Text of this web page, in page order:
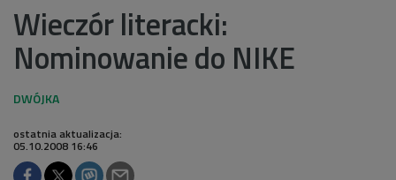
Wieczór literacki:
Nominowanie do NIKE
ostatnia aktualizacja:
05.10.2008 16:46